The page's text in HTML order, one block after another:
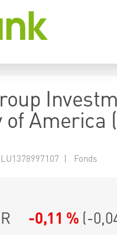
of America
| Fonds
-0,11 % (-